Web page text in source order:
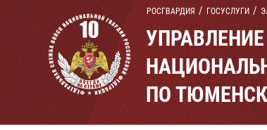
РОСГВАРДИЯ ГОСУСЛУГИ
ПО